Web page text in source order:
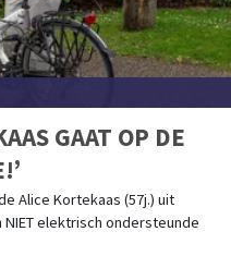
GAAT OP DE
Alice Kortekaas (57j.) uit
elektrisch ondersteunde